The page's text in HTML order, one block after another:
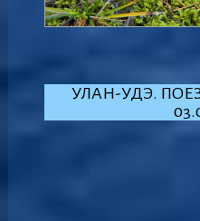
УЛАН-УДЭ.